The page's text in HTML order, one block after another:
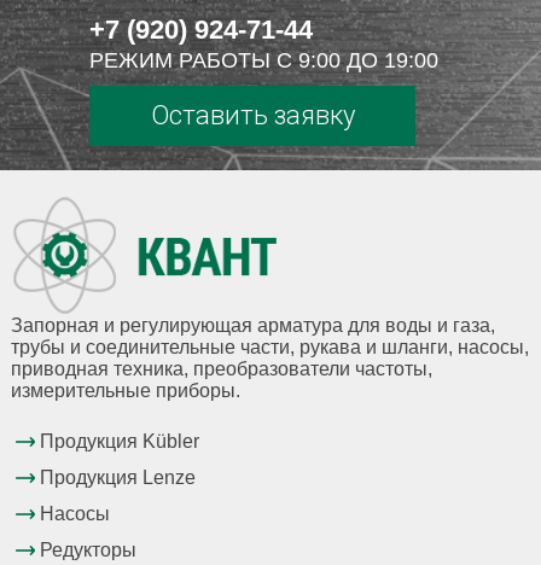
+7 (920) 924-71-44
РЕЖИМ РАБОТЫ С 9:00 ДО 19:00
Оставить заявку
Запорная и регулирующая арматура для воды и газа,
трубы и соединительные части, рукава и шланги, насосы,
приводная техника, преобразователи частоты,
измерительные приборы.
Продукция Kübler
Продукция Lenze
Насосы
Редукторы